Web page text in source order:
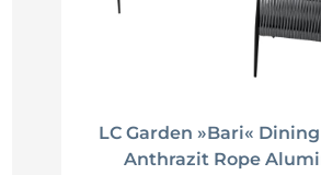
LC Garden »Bari«
Anthrazit Rope